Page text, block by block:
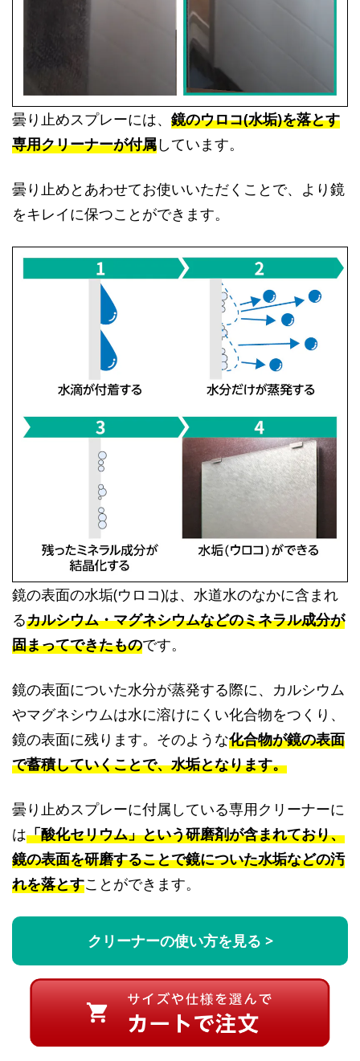
曇り止めスプレーには、 鏡のウロコ(水垢)を落とす
専用クリーナーが付属しています。
曇り止めとあわせてお使いいただくことで、より鏡
をキレイに保つことができます。
鏡の表面の水垢(ウロコ)は、水道水のなかに含まれ
るカルシウム・マグネシウムなどのミネラル成分が
固まってできたものです。
鏡の表面についた水分が蒸発する際に、カルシウム
やマグネシウムは水に溶けにくい化合物をつくり、
鏡の表面に残ります。そのような化合物が鏡の表面
で蓄積していくことで、水垢となります。
曇り止めスプレーに付属している専用クリーナーに
は「酸化セリウム」という研磨剤が含まれており、
鏡の表面を研磨することで鏡についた水垢などの汚
れを落とすことができます。
クリーナーの使い方を見る >